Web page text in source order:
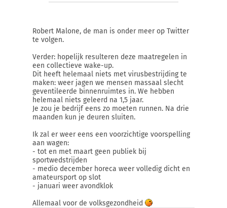
Robert Malone, de man is onder meer op Twitter
te volgen.
Verder: hopelijk resulteren deze maatregelen in
een collectieve wake-up.
Dit heeft helemaal niets met virusbestrijding te
maken: weer jagen we mensen massaal slecht
geventileerde binnenruimtes in. We hebben
helemaal niets geleerd na 1,5 jaar.
Je zou je bedrijf eens zo moeten runnen. Na drie
maanden kun je deuren sluiten.
Ik zal er weer eens een voorzichtige voorspelling
aan wagen:
- tot en met maart geen publiek bij
sportwedstrijden
- medio december horeca weer volledig dicht en
amateursport op slot
- januari weer avondklok
Allemaal voor de volksgezondheid